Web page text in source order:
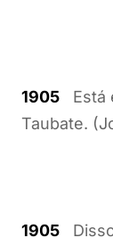
1905 Está
Taubate.
1905